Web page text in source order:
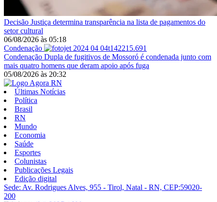
Decisão Justiça determina transparência na lista de pagamentos do
setor cultural
06/08/2026 às 05:18
Condenação
Condenação Dupla de fugitivos de Mossoró é condenada junto com
mais quatro homens que deram apoio após fuga
05/08/2026 às 20:32
Últimas Notícias
Política
Brasil
RN
Mundo
Economia
Saúde
Esportes
Colunistas
Publicações Legais
Edição digital
Sede: Av. Rodrigues Alves, 955 - Tirol, Natal - RN, CEP:59020-
200